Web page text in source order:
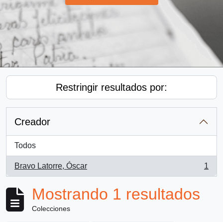
Restringir resultados por:
Creador
Todos
Bravo Latorre, Óscar
, 1 resultados
1
Mostrando 1 resultados
Colecciones